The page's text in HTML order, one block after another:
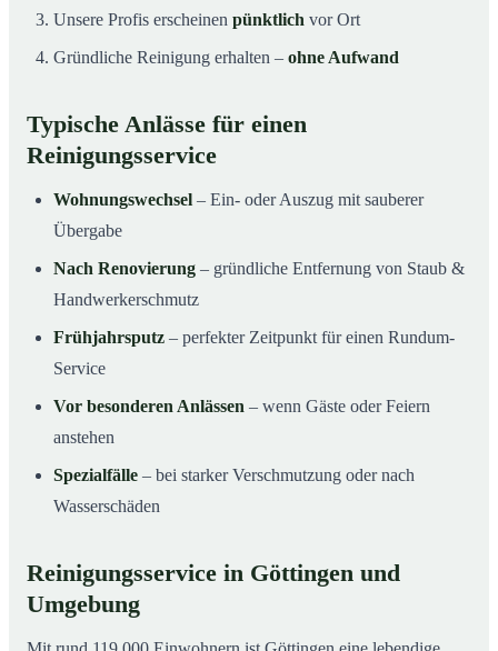
Unsere Profis erscheinen pünktlich vor Ort
Gründliche Reinigung erhalten – ohne Aufwand
Typische Anlässe für einen
Reinigungsservice
Wohnungswechsel – Ein- oder Auszug mit sauberer
Übergabe
Nach Renovierung – gründliche Entfernung von Staub &
Handwerkerschmutz
Frühjahrsputz – perfekter Zeitpunkt für einen Rundum-
Service
Vor besonderen Anlässen – wenn Gäste oder Feiern
anstehen
Spezialfälle – bei starker Verschmutzung oder nach
Wasserschäden
Reinigungsservice in Göttingen und
Umgebung